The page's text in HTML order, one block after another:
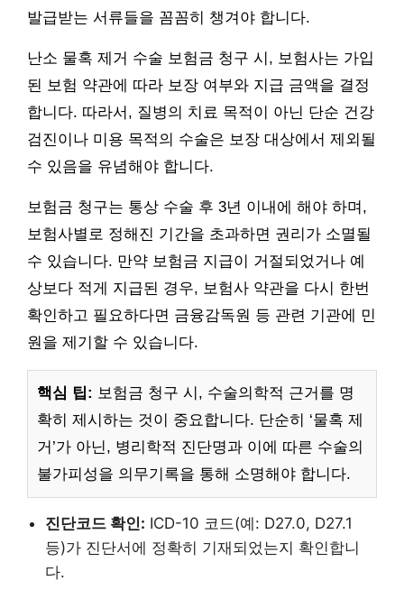
발급받는 서류들을 꼼꼼히 챙겨야 합니다.
난소 물혹 제거 수술 보험금 청구 시, 보험사는 가입
된 보험 약관에 따라 보장 여부와 지급 금액을 결정
합니다. 따라서, 질병의 치료 목적이 아닌 단순 건강
검진이나 미용 목적의 수술은 보장 대상에서 제외될
수 있음을 유념해야 합니다.
보험금 청구는 통상 수술 후 3년 이내에 해야 하며,
보험사별로 정해진 기간을 초과하면 권리가 소멸될
수 있습니다. 만약 보험금 지급이 거절되었거나 예
상보다 적게 지급된 경우, 보험사 약관을 다시 한번
확인하고 필요하다면 금융감독원 등 관련 기관에 민
원을 제기할 수 있습니다.
핵심 팁: 보험금 청구 시, 수술의학적 근거를 명
확히 제시하는 것이 중요합니다. 단순히 ‘물혹 제
거’가 아닌, 병리학적 진단명과 이에 따른 수술의
불가피성을 의무기록을 통해 소명해야 합니다.
진단코드 확인: ICD-10 코드(예: D27.0, D27.1
등)가 진단서에 정확히 기재되었는지 확인합니
다.